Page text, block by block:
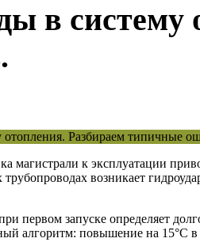
в
магистрали к эксплуатации
возникает
первом запуске определяет
алгоритм: повышение на 15°C